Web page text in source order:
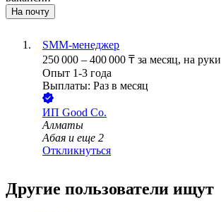
На почту
SMM-менеджер
250 000 – 400 000 ₸ за месяц, на руки
Опыт 1-3 года
Выплаты: Раз в месяц
ИП Good Co.
Алматы
Абая и еще 2
Откликнуться
Другие пользователи ищут